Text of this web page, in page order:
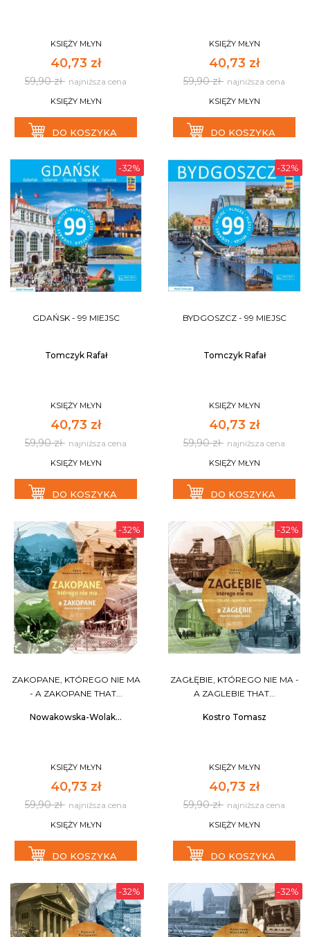
KSIĘŻY MŁYN
40,73 zł
59,90 zł najniższa cena
KSIĘŻY MŁYN
DO KOSZYKA
KSIĘŻY MŁYN
40,73 zł
59,90 zł najniższa cena
KSIĘŻY MŁYN
DO KOSZYKA
-32%
GDAŃSK - 99 MIEJSC
Tomczyk Rafał
KSIĘŻY MŁYN
40,73 zł
59,90 zł najniższa cena
KSIĘŻY MŁYN
DO KOSZYKA
-32%
BYDGOSZCZ - 99 MIEJSC
Tomczyk Rafał
KSIĘŻY MŁYN
40,73 zł
59,90 zł najniższa cena
KSIĘŻY MŁYN
DO KOSZYKA
-32%
ZAKOPANE, KTÓREGO NIE MA
- A ZAKOPANE THAT...
Nowakowska-Wolak...
KSIĘŻY MŁYN
40,73 zł
59,90 zł najniższa cena
KSIĘŻY MŁYN
DO KOSZYKA
-32%
ZAGŁĘBIE, KTÓREGO NIE MA -
A ZAGLEBIE THAT...
Kostro Tomasz
KSIĘŻY MŁYN
40,73 zł
59,90 zł najniższa cena
KSIĘŻY MŁYN
DO KOSZYKA
-32% -32%